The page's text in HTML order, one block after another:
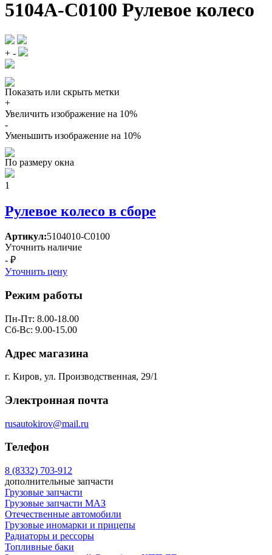
5104A-C0100 Рулевое колесо
+ -
Показать или скрыть метки
+
Увеличить изображение на 10%
-
Уменьшить изображение на 10%
По размеру окна
1
Рулевое колесо в сборе
Артикул:5104010-C0100
Уточнить наличие
- ₽
Уточнить цену
Режим работы
Пн-Пт: 8.00-18.00
Сб-Вс: 9.00-15.00
Адрес магазина
г. Киров, ул. Производственная, 29/1
Электронная почта
rusautokirov@mail.ru
Телефон
8 (8332) 703-912
дополнительные запчасти
Грузовые запчасти
Грузовые запчасти МАЗ
Отечественные автомобили
Грузовые иномарки и прицепы
Радиаторы и рессоры
Топливные баки